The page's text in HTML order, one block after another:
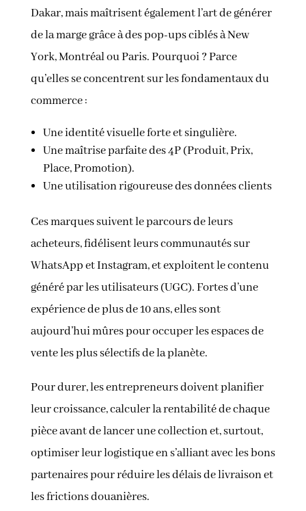
Dakar, mais maîtrisent également l’art de générer
de la marge grâce à des pop-ups ciblés à New
York, Montréal ou Paris. Pourquoi ? Parce
qu’elles se concentrent sur les fondamentaux du
commerce :
Une identité visuelle forte et singulière.
Une maîtrise parfaite des 4P (Produit, Prix,
Place, Promotion).
Une utilisation rigoureuse des données clients
Ces marques suivent le parcours de leurs
acheteurs, fidélisent leurs communautés sur
WhatsApp et Instagram, et exploitent le contenu
généré par les utilisateurs (UGC). Fortes d’une
expérience de plus de 10 ans, elles sont
aujourd’hui mûres pour occuper les espaces de
vente les plus sélectifs de la planète.
Pour durer, les entrepreneurs doivent planifier
leur croissance, calculer la rentabilité de chaque
pièce avant de lancer une collection et, surtout,
optimiser leur logistique en s’alliant avec les bons
partenaires pour réduire les délais de livraison et
les frictions douanières.